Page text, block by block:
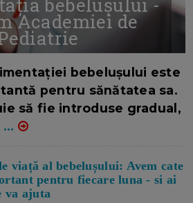
bebelușului -
Academiei de
bebelușului este
pentru sănătatea sa.
să fie introduse gradual,
...
viață al bebelușului: Avem cate
pentru fiecare luna - si ai
va ajuta